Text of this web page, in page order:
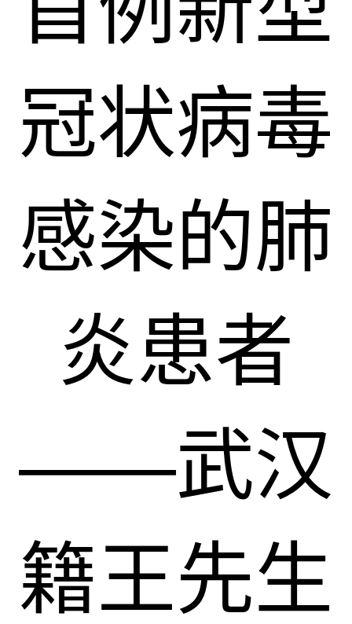
冠状病毒
感染的肺
炎患者
——武汉
籍王先生